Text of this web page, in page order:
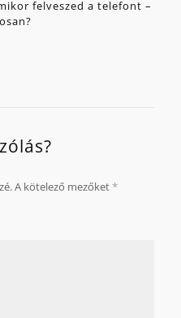
felveszed a telefont –
A kötelező mezőket*